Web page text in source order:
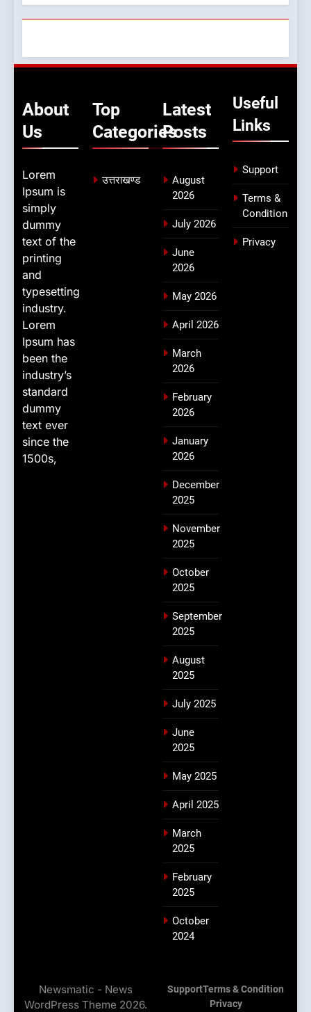
About
Us
Lorem
Ipsum is
simply
dummy
text of the
printing
and
typesetting
industry.
Lorem
Ipsum has
been the
industry’s
standard
dummy
text ever
since the
1500s,
Top
Categories
उत्तराखण्ड
Latest
Posts
August
2026
July 2026
June
2026
May 2026
April 2026
March
2026
February
2026
January
2026
December
2025
November
2025
October
2025
September
2025
August
2025
July 2025
June
2025
May 2025
April 2025
March
2025
February
2025
October
2024
Useful
Links
Support
Terms &
Condition
Privacy
Newsmatic - News
WordPress Theme 2026.
SupportTerms & Condition
Privacy